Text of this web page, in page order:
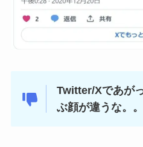
Twitter/Xであが
ぶ顔が違うな。。